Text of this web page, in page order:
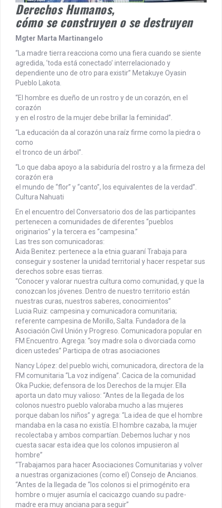
Derechos Humanos,
cómo se construyen o se destruyen
Mgter Marta Martinangelo
“La madre tierra reacciona como una fiera cuando se siente
agredida, ‘toda está conectado’ interrelacionado y
dependiente uno de otro para existir” Metakuye Oyasin
Pueblo Lakota.
“El hombre es dueño de un rostro y de un corazón, en el
corazón
y en el rostro de la mujer debe brillar la feminidad”.
“La educación da al corazón una raíz firme como la piedra o
como
el tronco de un árbol”.
“Lo que daba apoyo a la sabiduría del rostro y a la firmeza del
corazón era
el mundo de “flor” y “canto”, los equivalentes de la verdad”.
Cultura Nahuati
En el encuentro del Conversatorio dos de las participantes
pertenecen a comunidades de diferentes “pueblos
originarios” y la tercera es “campesina.”
Las tres son comunicadoras:
Aida Benitez: pertenece a la etnia guaraní Trabaja para
conseguir y sostener la unidad territorial y hacer respetar sus
derechos sobre esas tierras.
“Conocer y valorar nuestra cultura como comunidad, y que la
conozcan los jóvenes. Dentro de nuestro territorio están
nuestras curas, nuestros saberes, conocimientos”
Lucia Ruiz: campesina y comunicadora comunitaria;
referente campesina de Morillo, Salta. Fundadora de la
Asociación Civil Unión y Progreso. Comunicadora popular en
FM Encuentro. Agrega: “soy madre sola o divorciada como
dicen ustedes” Participa de otras asociaciones
Nancy López: del pueblo wichi, comunicadora, directora de la
FM comunitaria “La voz indígena”. Cacica de la comunidad
Oka Puckie; defensora de los Derechos de la mujer. Ella
aporta un dato muy valioso: “Antes de la llegada de los
colonos nuestro pueblo valoraba mucho a las mujeres
porque daban los niños” y agrega: “La idea de que el hombre
mandaba en la casa no existía. El hombre cazaba, la mujer
recolectaba y ambos compartían. Debemos luchar y nos
cuesta sacar esta idea que los colonos impusieron al
hombre”
“Trabajamos para hacer Asociaciones Comunitarias y volver
a nuestras organizaciones (como el) Consejo de Ancianos.
“Antes de la llegada de “los colonos si el primogénito era
hombre o mujer asumía el cacicazgo cuando su padre-
madre era muy anciana para seguir”